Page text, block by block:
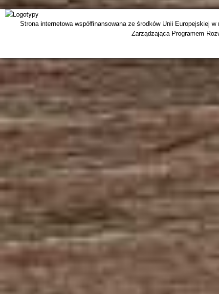
Strona internetowa współfinansowana ze środków Unii Europejskiej
Zarządzająca Programem